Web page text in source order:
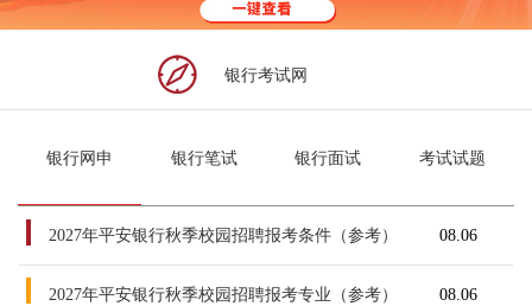
银行考试网
银行网申 银行笔试 银行面试 考试试题
2027年平安银行秋季校园招聘报考条件（参考） 08.06
2027年平安银行秋季校园招聘报考专业（参考） 08.06